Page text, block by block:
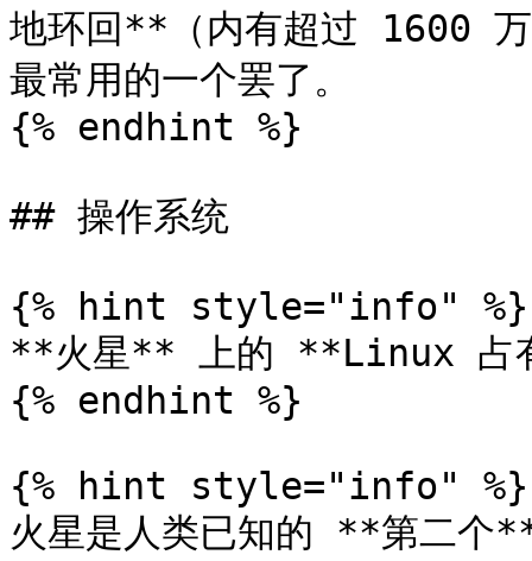
地环回**（内有超过 1600
最常用的一个罢了。
{% endhint %}
## 操作系统
{% hint style="info" %}
**火星** 上的 **Linux 占
{% endhint %}
{% hint style="info" %}
火星是人类已知的 **第二